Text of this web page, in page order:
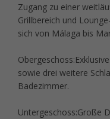
Zugang zu einer
Grillbereich und
sich von Málaga bis
sowie drei weitere
Badezimmer.
Untergeschoss:Große